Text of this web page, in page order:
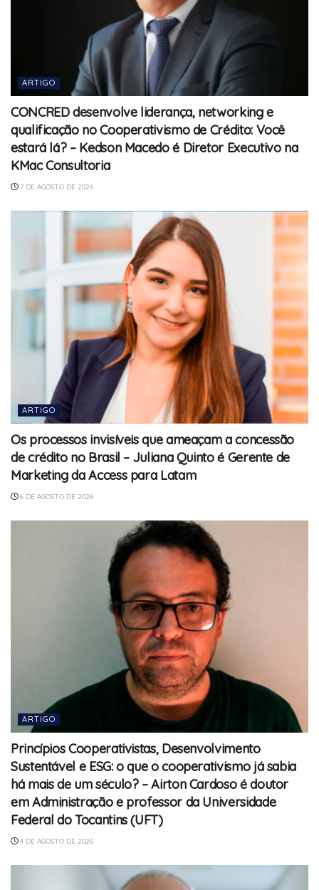
ARTIGO
CONCRED desenvolve liderança, networking e
qualificação no Cooperativismo de Crédito: Você
estará lá? – Kedson Macedo é Diretor Executivo na
KMac Consultoria
7 DE AGOSTO DE 2026
ARTIGO
Os processos invisíveis que ameaçam a concessão
de crédito no Brasil – Juliana Quinto é Gerente de
Marketing da Access para Latam
6 DE AGOSTO DE 2026
ARTIGO
Princípios Cooperativistas, Desenvolvimento
Sustentável e ESG: o que o cooperativismo já sabia
há mais de um século? – Airton Cardoso é doutor
em Administração e professor da Universidade
Federal do Tocantins (UFT)
4 DE AGOSTO DE 2026